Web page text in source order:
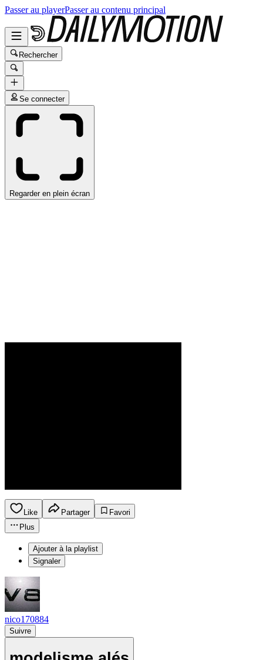
Passer au playerPasser au contenu principal
Rechercher
Se connecter
Regarder en plein écran
Like Partager
Favori
Plus
Ajouter à la playlist
Signaler
nico170884
Suivre